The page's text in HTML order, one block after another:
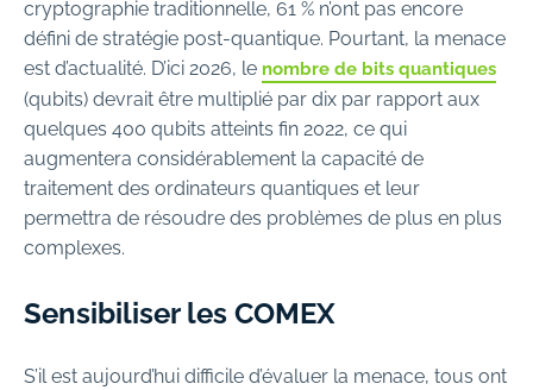
cryptographie traditionnelle, 61 % n’ont pas encore
défini de stratégie post-quantique. Pourtant, la menace
est d’actualité. D’ici 2026, le nombre de bits quantiques
(qubits) devrait être multiplié par dix par rapport aux
quelques 400 qubits atteints fin 2022, ce qui
augmentera considérablement la capacité de
traitement des ordinateurs quantiques et leur
permettra de résoudre des problèmes de plus en plus
complexes.
Sensibiliser les COMEX
S’il est aujourd’hui difficile d’évaluer la menace, tous ont